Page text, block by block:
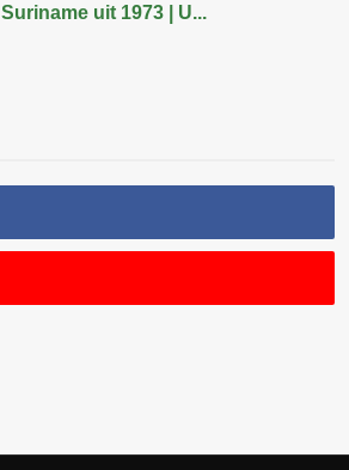
Suriname uit 1973 | U...